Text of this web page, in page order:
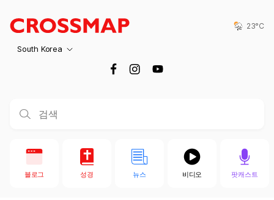
Crossmap
Skip to main content 23°C
South Korea
블로그 성경 뉴스 비디오 팟캐스트